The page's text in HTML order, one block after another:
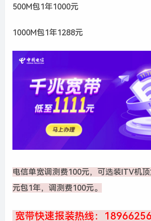
500M包1年1000元
1000M包1年1288元
电信单宽调测费100元，可选装ITV机
元包1年，调测费100元。
宽带快速报装热线：